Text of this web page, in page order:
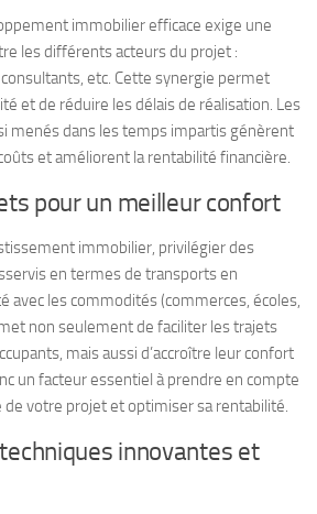
immobilier efficace exige une
les différents acteurs du projet :
etc. Cette synergie permet
et de réduire les délais de réalisation. Les
menés dans les temps impartis génèrent
et améliorent la rentabilité financière.
pour un meilleur confort
immobilier, privilégier des
en termes de transports en
avec les commodités (commerces, écoles,
non seulement de faciliter les trajets
mais aussi d’accroître leur confort
un facteur essentiel à prendre en compte
de votre projet et optimiser sa rentabilité.
innovantes et